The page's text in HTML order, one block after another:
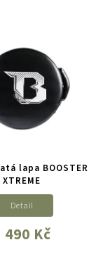
lapa BOOSTER
XTREME
490 Kč
Detail